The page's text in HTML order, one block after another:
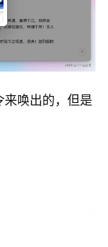
唤出的，但是